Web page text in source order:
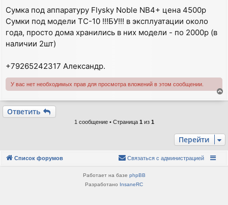
Сумка под аппаратуру Flysky Noble NB4+ цена 4500р
Сумки под модели TC-10 !!!БУ!!! в эксплуатации около
года, просто дома хранились в них модели - по 2000р (в
наличии 2шт)
+79265242317 Александр.
У вас нет необходимых прав для просмотра вложений в этом сообщении.
е
т
ь
я
Ответить
1 сообщение • Страница 1 из 1
Перейти
Список форумов Связаться с администрацией
Работает на базе phpBB
Разработано InsaneRC